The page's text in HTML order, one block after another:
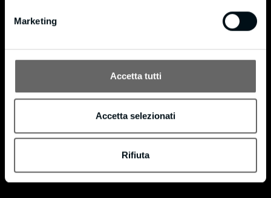
Marketing
Accetta tutti
Accetta selezionati
Rifiuta
BM in data 16/10/2020 si è certificata FSC
in conformità allo standard STD 40-004 con
è dedicato alla promozione di una gestione forestale